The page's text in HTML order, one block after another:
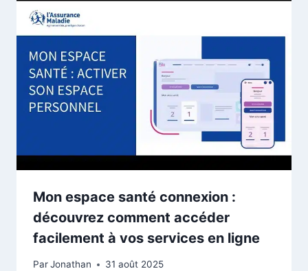
Mon espace santé connexion :
découvrez comment accéder
facilement à vos services en ligne
ParJonathan 31 août 2025